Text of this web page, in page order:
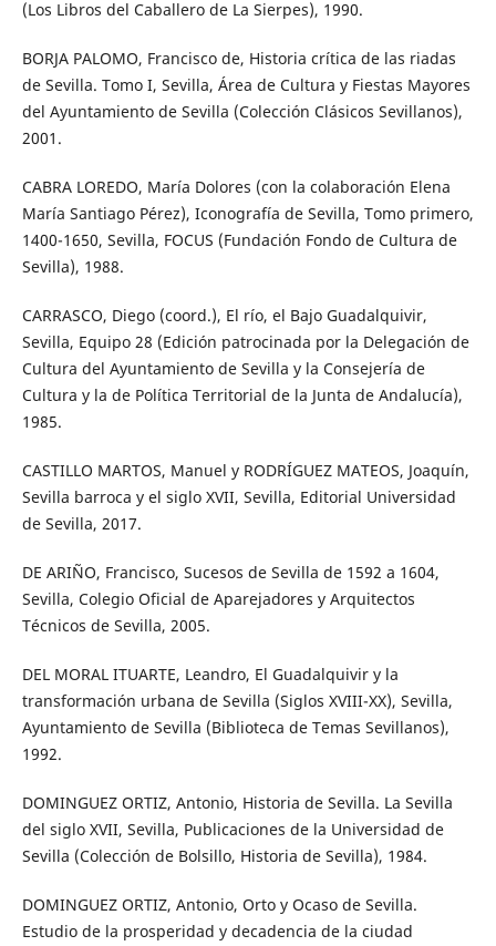
(Los Libros del Caballero de La Sierpes), 1990.
BORJA PALOMO, Francisco de, Historia crítica de las riadas
de Sevilla. Tomo I, Sevilla, Área de Cultura y Fiestas Mayores
del Ayuntamiento de Sevilla (Colección Clásicos Sevillanos),
2001.
CABRA LOREDO, María Dolores (con la colaboración Elena
María Santiago Pérez), Iconografía de Sevilla, Tomo primero,
1400-1650, Sevilla, FOCUS (Fundación Fondo de Cultura de
Sevilla), 1988.
CARRASCO, Diego (coord.), El río, el Bajo Guadalquivir,
Sevilla, Equipo 28 (Edición patrocinada por la Delegación de
Cultura del Ayuntamiento de Sevilla y la Consejería de
Cultura y la de Política Territorial de la Junta de Andalucía),
1985.
CASTILLO MARTOS, Manuel y RODRÍGUEZ MATEOS, Joaquín,
Sevilla barroca y el siglo XVII, Sevilla, Editorial Universidad
de Sevilla, 2017.
DE ARIÑO, Francisco, Sucesos de Sevilla de 1592 a 1604,
Sevilla, Colegio Oficial de Aparejadores y Arquitectos
Técnicos de Sevilla, 2005.
DEL MORAL ITUARTE, Leandro, El Guadalquivir y la
transformación urbana de Sevilla (Siglos XVIII-XX), Sevilla,
Ayuntamiento de Sevilla (Biblioteca de Temas Sevillanos),
1992.
DOMINGUEZ ORTIZ, Antonio, Historia de Sevilla. La Sevilla
del siglo XVII, Sevilla, Publicaciones de la Universidad de
Sevilla (Colección de Bolsillo, Historia de Sevilla), 1984.
DOMINGUEZ ORTIZ, Antonio, Orto y Ocaso de Sevilla.
Estudio de la prosperidad y decadencia de la ciudad